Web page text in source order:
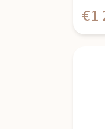
€1